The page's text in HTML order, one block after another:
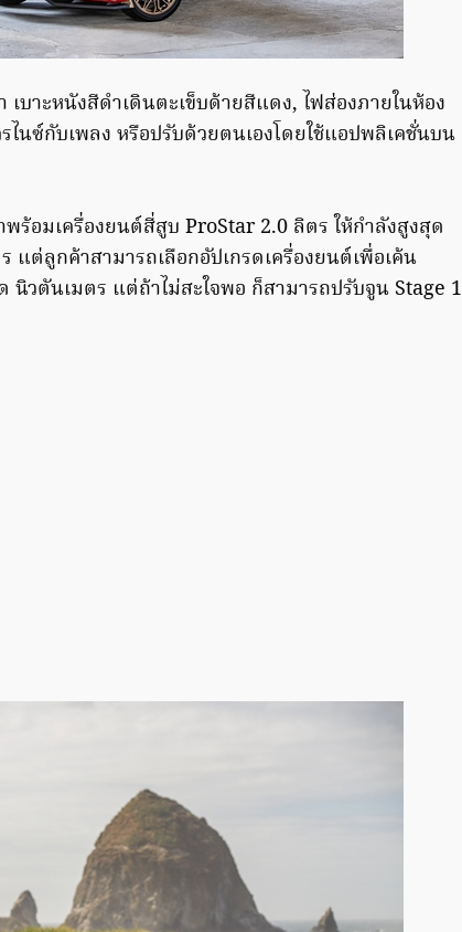
บาะหนังสีดำเดินตะเข็บด้ายสีแดง, ไฟส่องภายในห้อง
ไนซ์กับเพลง หรือปรับด้วยตนเองโดยใช้แอปพลิเคชั่นบน
พร้อมเครื่องยนต์สี่สูบ ProStar 2.0 ลิตร ให้กำลังสูงสุด
แต่ลูกค้าสามารถเลือกอัปเกรดเครื่องยนต์เพื่อเค้น
นิวตันเมตร แต่ถ้าไม่สะใจพอ ก็สามารถปรับจูน Stage 1